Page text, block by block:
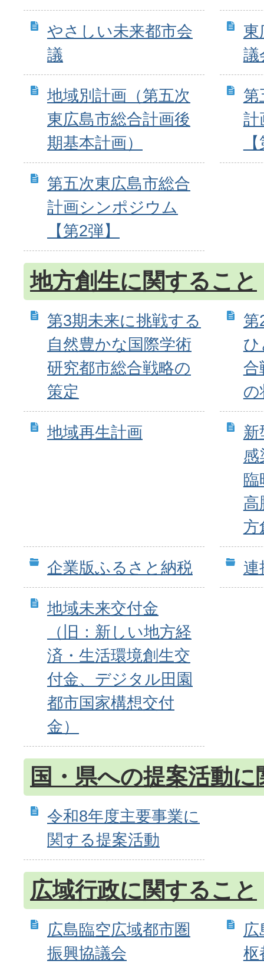
やさしい未来都市会
議
東
議
地域別計画（第五次
東広島市総合計画後
期基本計画）
第
計
第五次東広島市総合
計画シンポジウム
【第2弾】
地方創生に関すること
第3期未来に挑戦する
自然豊かな国際学術
研究都市総合戦略の
策定
第
ひ
合
の
地域再生計画
新
感
臨
高
方
企業版ふるさと納税 連
地域未来交付金
（旧：新しい地方経
済・生活環境創生交
付金、デジタル田園
都市国家構想交付
金）
国・県への提案活動
令和8年度主要事業に
関する提案活動
広域行政に関すること
広島臨空広域都市圏
振興協議会
枢